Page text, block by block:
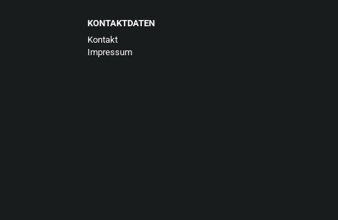
KONTAKTDATEN
Kontakt
Impressum